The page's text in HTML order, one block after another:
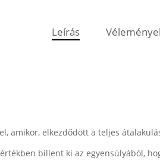
Leírás
amikor, elkezdődött a teljes
billent ki az egyensúlyából,